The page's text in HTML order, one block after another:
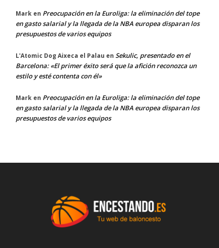
Mark en Preocupación en la Euroliga: la eliminación del tope
en gasto salarial y la llegada de la NBA europea disparan los
presupuestos de varios equipos
L'Atomic Dog Aixeca el Palau en Sekulic, presentado en el
Barcelona: «El primer éxito será que la afición reconozca un
estilo y esté contenta con él»
Mark en Preocupación en la Euroliga: la eliminación del tope
en gasto salarial y la llegada de la NBA europea disparan los
presupuestos de varios equipos